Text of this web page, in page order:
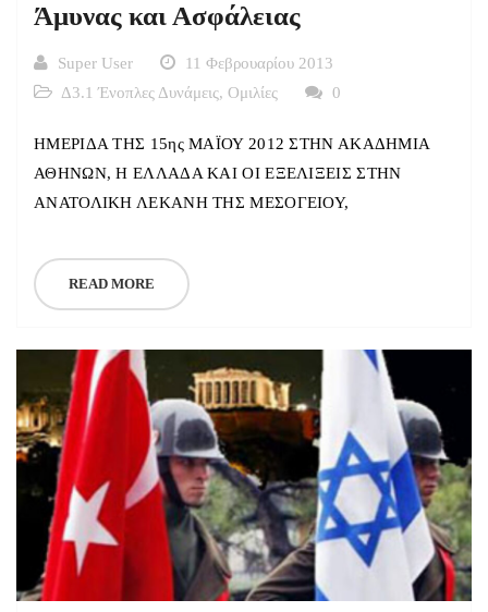
Άμυνας και Ασφάλειας
Super User
11 Φεβρουαρίου 2013
Δ3.1 Ένοπλες Δυνάμεις, Ομιλίες 0
ΗΜΕΡΙΔΑ ΤΗΣ 15ης ΜΑΪΟΥ 2012 ΣΤΗΝ ΑΚΑΔΗΜΙΑ
ΑΘΗΝΩΝ, Η ΕΛΛΑΔΑ ΚΑΙ ΟΙ ΕΞΕΛΙΞΕΙΣ ΣΤΗΝ
ΑΝΑΤΟΛΙΚΗ ΛΕΚΑΝΗ ΤΗΣ ΜΕΣΟΓΕΙΟΥ,
READ MORE